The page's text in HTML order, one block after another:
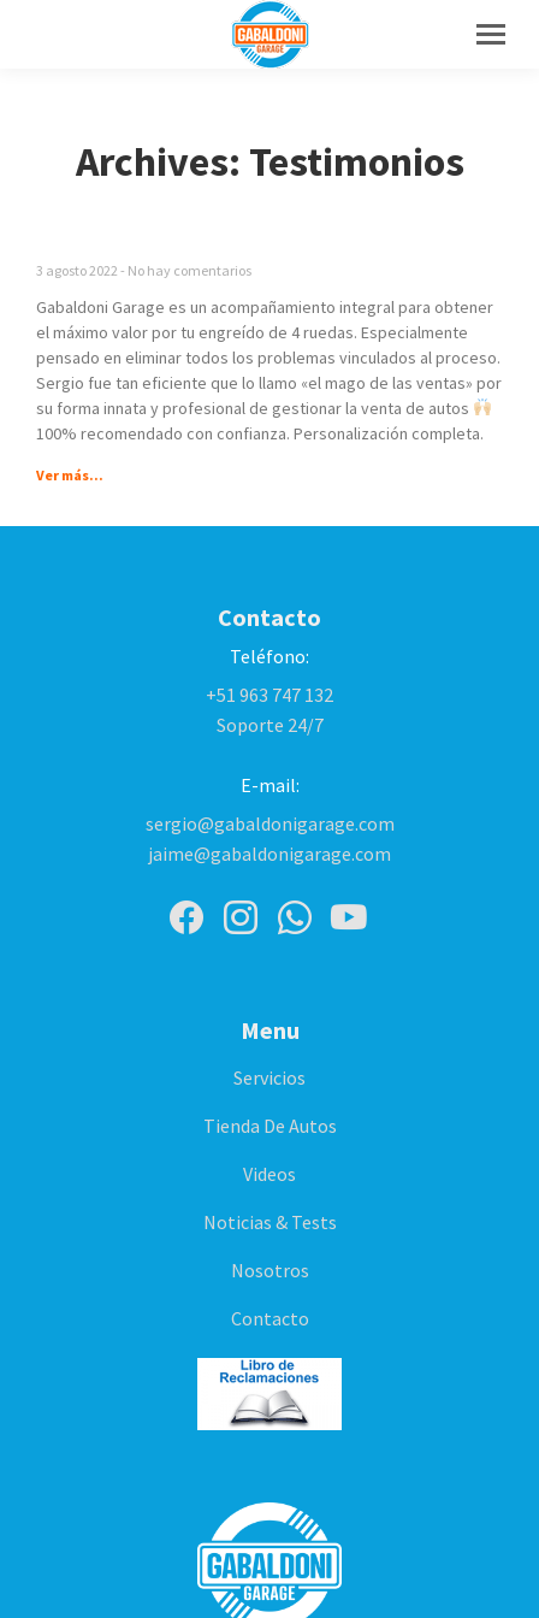
Archives: Testimonios
3 agosto 2022 No hay comentarios
Gabaldoni Garage es un acompañamiento integral para obtener
el máximo valor por tu engreído de 4 ruedas. Especialmente
pensado en eliminar todos los problemas vinculados al proceso.
Sergio fue tan eficiente que lo llamo «el mago de las ventas» por
su forma innata y profesional de gestionar la venta de autos
100% recomendado con confianza. Personalización completa.
Ver más...
Contacto
Teléfono:
+51 963 747 132
Soporte 24/7
E-mail:
sergio@gabaldonigarage.com
jaime@gabaldonigarage.com
Menu
Servicios
Tienda De Autos
Videos
Noticias & Tests
Nosotros
Contacto